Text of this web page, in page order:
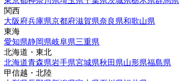
関西
大阪府兵庫県京都府滋賀県奈良県和歌山県
東海
愛知県静岡県岐阜県三重県
北海道・東北
北海道青森県岩手県宮城県秋田県山形県福島県
甲信越・北陸